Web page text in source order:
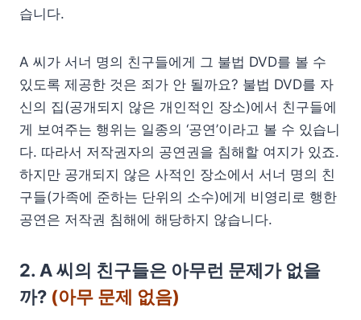
습니다.
A 씨가 서너 명의 친구들에게 그 불법 DVD를 볼 수
있도록 제공한 것은 죄가 안 될까요? 불법 DVD를 자
신의 집(공개되지 않은 개인적인 장소)에서 친구들에
게 보여주는 행위는 일종의 ‘공연’이라고 볼 수 있습니
다. 따라서 저작권자의 공연권을 침해할 여지가 있죠.
하지만 공개되지 않은 사적인 장소에서 서너 명의 친
구들(가족에 준하는 단위의 소수)에게 비영리로 행한
공연은 저작권 침해에 해당하지 않습니다.
2. A 씨의 친구들은 아무런 문제가 없을
까? (아무 문제 없음)